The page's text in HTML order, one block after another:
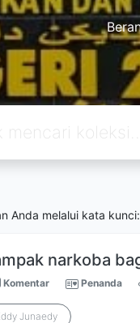
Anda melalui kata kunci:
narkoba
Komentar Penanda
Junaedy